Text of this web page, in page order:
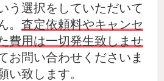
う選択をしていただいて
。 査定依頼料やキャンセ
費用は一切発生致しませ
お問い合わせくださいま
い致します。